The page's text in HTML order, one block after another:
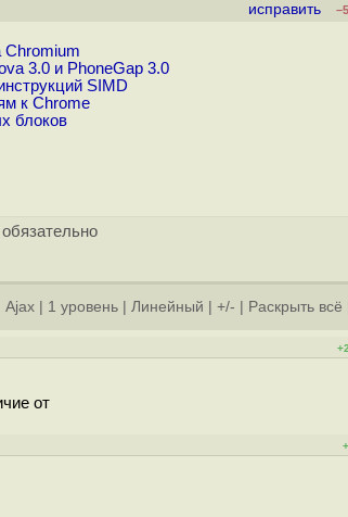
исправить
Chromium
3.0 и PhoneGap 3.0
SIMD
к Chrome
блоков
Ajax 1 уровень Линейный +/- Раскрыть всё
от